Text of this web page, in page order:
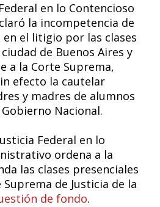
en lo Contencioso
la incompetencia de
el litigio por las clases
de Buenos Aires y
a la Corte Suprema,
efecto la cautelar
y madres de alumnos
Nacional.
Federal en lo
ordena a la
las clases presenciales
de Justicia de la
de fondo.